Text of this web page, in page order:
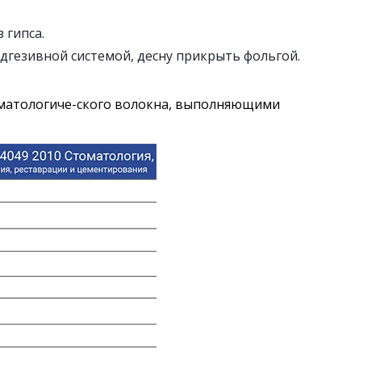
системой, десну прикрыть фольгой.
ского волокна, выполняющими